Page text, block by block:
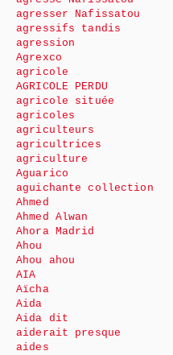
agresser Nafissatou
agressifs tandis
agression
Agrexco
agricole
AGRICOLE PERDU
agricole située
agricoles
agriculteurs
agricultrices
agriculture
Aguarico
aguichante collection
Ahmed
Ahmed Alwan
Ahora Madrid
Ahou
Ahou ahou
AIA
Aïcha
Aida
Aida dit
aiderait presque
aides